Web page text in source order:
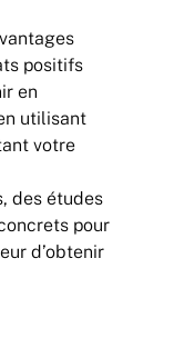
positifs
en
utilisant
votre
des études
pour
d’obtenir